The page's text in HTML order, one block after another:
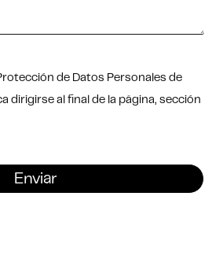
de Datos Personales de
dirigirse al final de la página, sección
Enviar